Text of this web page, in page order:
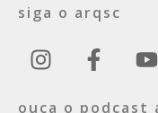
siga o arqsc
ouça o podcast